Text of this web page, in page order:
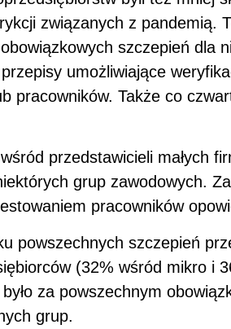
związanych z pandemią.
szczepień dla
umożliwiające
pracowników. Także co
przedstawicieli małych
grup zawodowych.
pracowników
powszechnych szczepień
(32% wśród mikro i
za powszechnym
grup.